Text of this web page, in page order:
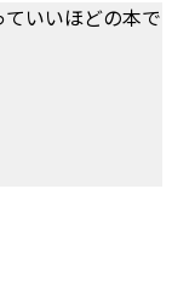
いいほどの本で